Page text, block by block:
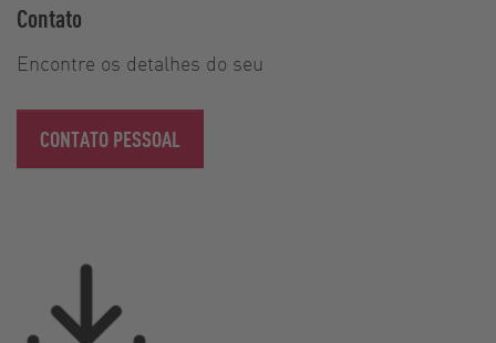
Contato
Encontre os detalhes do seu
CONTATO PESSOAL